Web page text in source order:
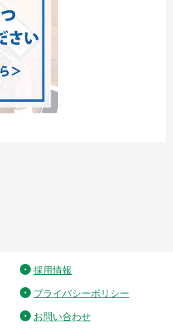
採用情報
プライバシーポリシー
お問い合わせ